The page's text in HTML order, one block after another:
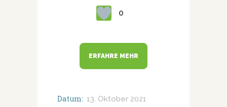
0
ERFAHRE MEHR
Datum: 13. Oktober 2021